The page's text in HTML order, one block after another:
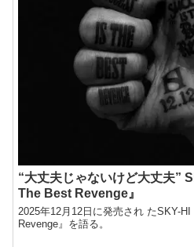
“大丈夫じゃないけど大丈夫”
The Best Revenge』
2025年12月12日に発売され たSKY-
Revenge』を語る。